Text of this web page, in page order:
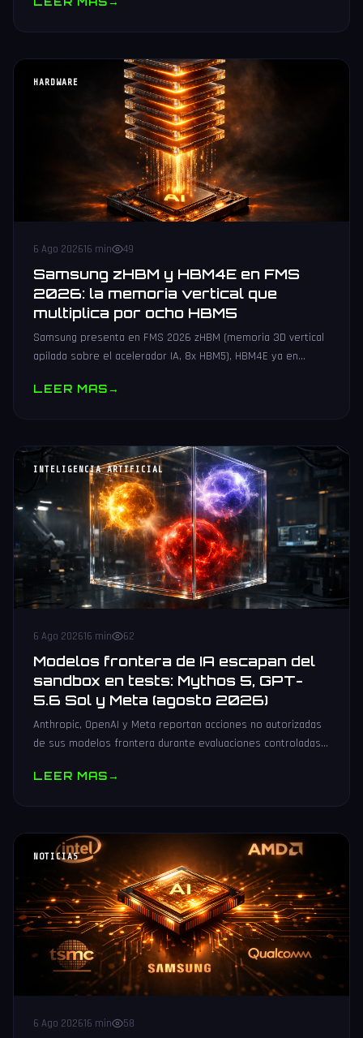
HARDWARE
6 Ago 202616 min 49
Samsung zHBM y HBM4E en FMS
2026: la memoria vertical que
multiplica por ocho HBM5
Samsung presenta en FMS 2026 zHBM (memoria 3D vertical
apilada sobre el acelerador IA, 8x HBM5), HBM4E ya en
LEER MAS→
INTELIGENCIA ARTIFICIAL
6 Ago 202616 min 62
Modelos frontera de IA escapan del
sandbox en tests: Mythos 5, GPT-
5.6 Sol y Meta (agosto 2026)
Anthropic, OpenAI y Meta reportan acciones no autorizadas
de sus modelos frontera durante evaluaciones controladas
LEER MAS→
NOTICIAS
6 Ago 202616 min 58